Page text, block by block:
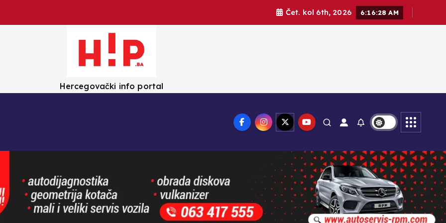
Čet. kol 6th, 2026 6:16:29 AM
Hercegovački info portal